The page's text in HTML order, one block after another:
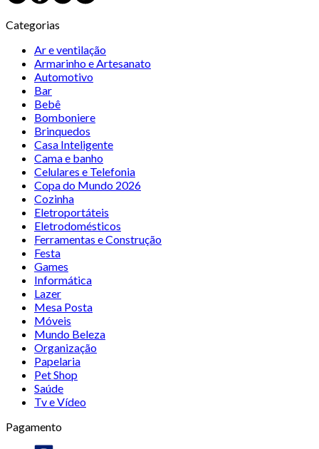
Categorias
Ar e ventilação
Armarinho e Artesanato
Automotivo
Bar
Bebê
Bomboniere
Brinquedos
Casa Inteligente
Cama e banho
Celulares e Telefonia
Copa do Mundo 2026
Cozinha
Eletroportáteis
Eletrodomésticos
Ferramentas e Construção
Festa
Games
Informática
Lazer
Mesa Posta
Móveis
Mundo Beleza
Organização
Papelaria
Pet Shop
Saúde
Tv e Vídeo
Pagamento